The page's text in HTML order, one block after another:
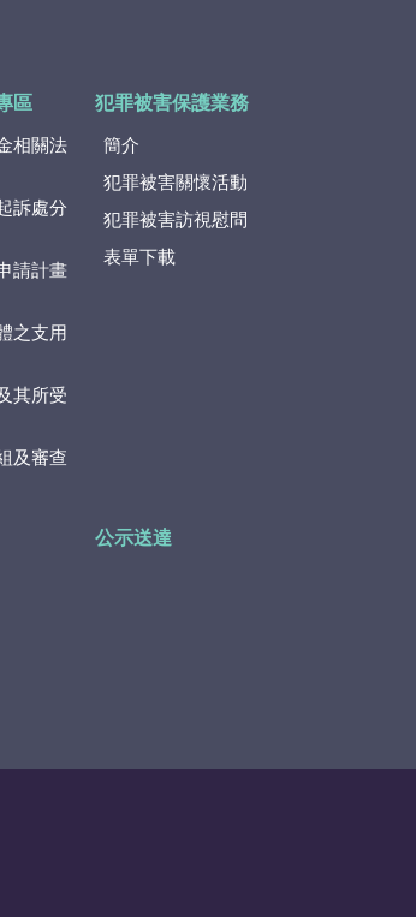
區
相關法
訴處分
請計畫
之支用
其所受
及審查
犯罪被害保護業務
簡介
犯罪被害關懷活動
犯罪被害訪視慰問
表單下載
公示送達